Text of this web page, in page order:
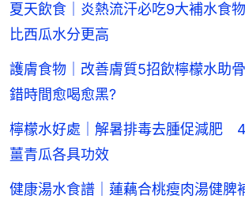
夏天飲食｜炎熱流汗必吃9大補水食
比西瓜水分更高
護膚食物｜改善膚質5招飲檸檬水助
錯時間愈喝愈黑?
檸檬水好處｜解暑排毒去腫促減肥
薑青瓜各具功效
健康湯水食譜｜蓮藕合桃瘦肉湯健